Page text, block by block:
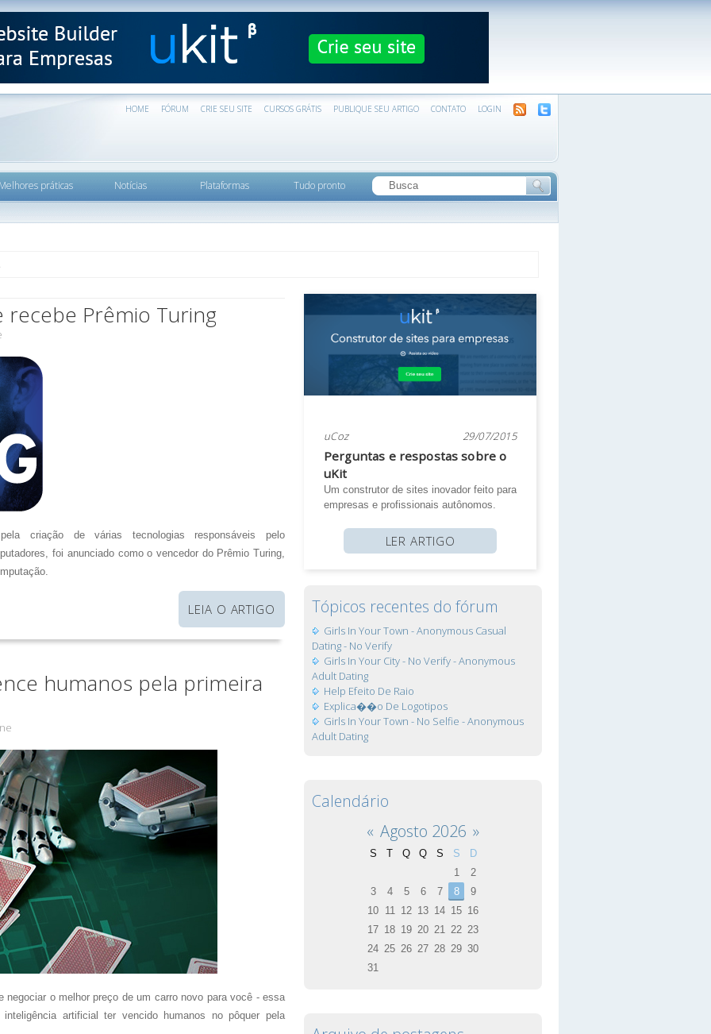
HOME FÓRUM CRIE SEU SITE CURSOS GRÁTIS PUBLIQUE SEU ARTIGO CONTATO LOGIN
práticas Notícias Plataformas Tudo pronto
recebe Prêmio Turing
criação de várias tecnologias responsáveis pelo
foi anunciado como o vencedor do Prêmio Turing,
LEIA O ARTIGO
humanos pela primeira
negociar o melhor preço de um carro novo para você - essa
artificial ter vencido humanos no pôquer pela
uCoz 29/07/2015
Perguntas e respostas sobre o
uKit
Um construtor de sites inovador feito para
empresas e profissionais autônomos.
LER ARTIGO
Tópicos recentes do fórum
Girls In Your Town - Anonymous Casual
Dating - No Verify
Girls In Your City - No Verify - Anonymous
Adult Dating
Help Efeito De Raio
Explica��o De Logotipos
Girls In Your Town - No Selfie - Anonymous
Adult Dating
Calendário
« Agosto 2026 »
S T Q Q S S
D
1
2
3
4 5 6 7 8
9
10 11 12 13 14 15 16
17 18 19 20 21 22 23
24 25 26 27 28 29 30
31